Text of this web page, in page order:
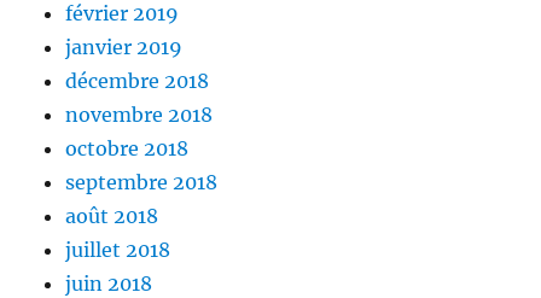
février 2019
janvier 2019
décembre 2018
novembre 2018
octobre 2018
septembre 2018
août 2018
juillet 2018
juin 2018